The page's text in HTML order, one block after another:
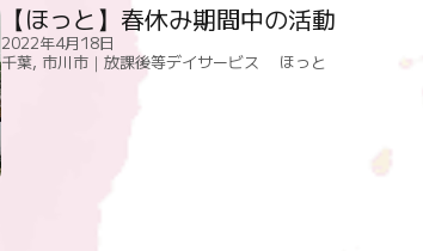
【ほっと】春休み期間中の活動
2022年4月18日
千葉, 市川市｜放課後等デイサービス ほっと